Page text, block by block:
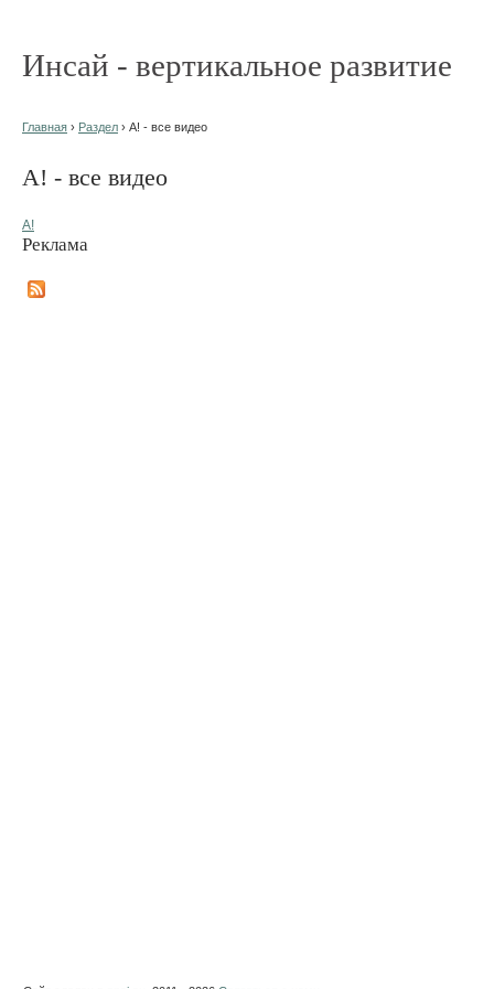
Инсай - вертикальное развитие
Главная › Раздел › А! - все видео
А! - все видео
А!
Реклама